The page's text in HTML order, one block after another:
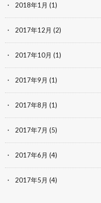
2018年1月 (1)
2017年12月 (2)
2017年10月 (1)
2017年9月 (1)
2017年8月 (1)
2017年7月 (5)
2017年6月 (4)
2017年5月 (4)